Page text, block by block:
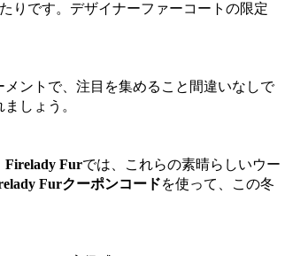
りです。デザイナーファーコートの限定
ントで、注目を集めること間違いなしで
しょう。
Firelady Furでは、これらの素晴らしいウー
Furクーポンコードを使って、この冬